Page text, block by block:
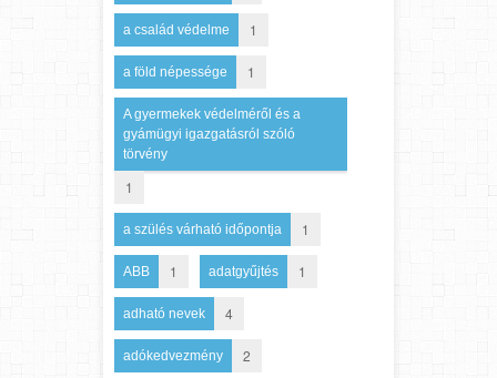
a család védelme 1
a föld népessége 1
A gyermekek védelméről és a
gyámügyi igazgatásról szóló
törvény
1
a szülés várható időpontja 1
ABB 1 adatgyűjtés 1
adható nevek 4
adókedvezmény 2